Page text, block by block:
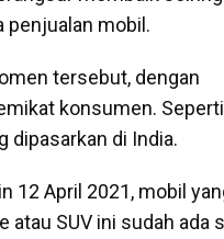
penjualan mobil.
tersebut, dengan
konsumen.
dipasarkan di India.
12 April 2021, mobil
SUV ini sudah ada